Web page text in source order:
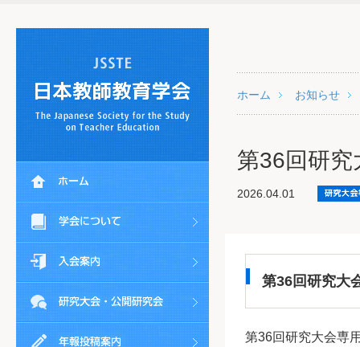
ホーム お知らせ
第36回研
2026.04.01
第36回研究大
第36回研究大会専